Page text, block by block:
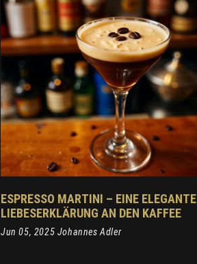
ESPRESSO MARTINI – EINE ELEGANTE
LIEBESERKLÄRUNG AN DEN KAFFEE
Jun 05, 2025 Johannes Adler